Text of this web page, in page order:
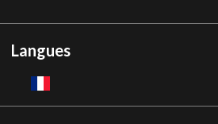
Langues